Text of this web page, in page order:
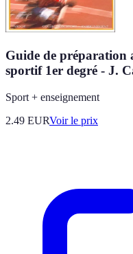
Guide de préparation
sportif 1er degré - J.
Sport + enseignement
2.49 EURVoir le prix